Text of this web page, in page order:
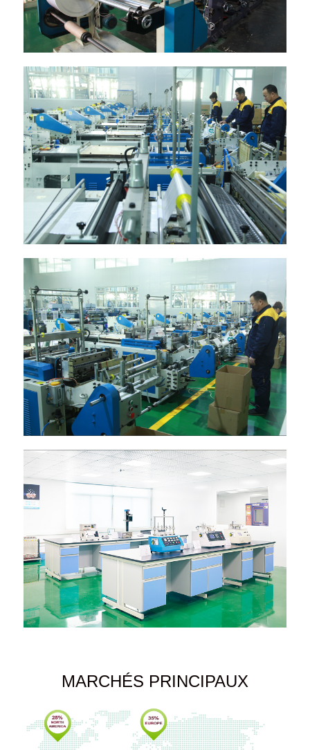
MARCHÉS PRINCIPAUX